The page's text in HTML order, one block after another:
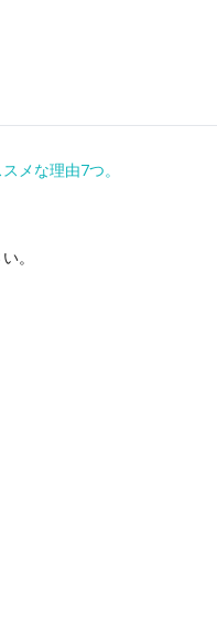
メな理由7つ。
。